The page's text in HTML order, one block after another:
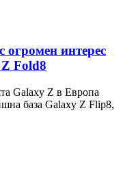
огромен интерес
Fold8
Galaxy Z в Европа
база Galaxy Z Flip8,